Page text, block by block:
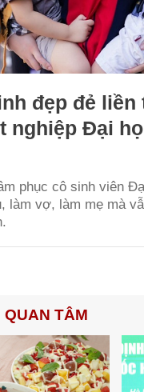
đẹp đẻ liền
nghiệp Đại
phục cô sinh viên
làm vợ, làm mẹ mà
QUAN TÂM